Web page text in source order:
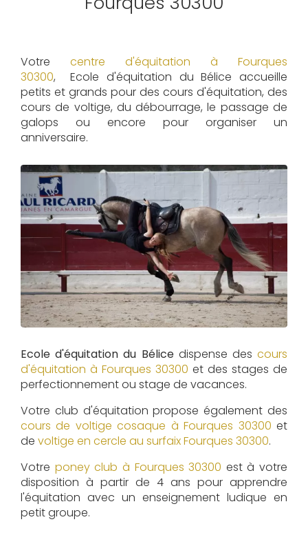
Votre centre d'équitation à Fourques
30300, Ecole d'équitation du Bélice accueille
petits et grands pour des cours d'équitation, des
cours de voltige, du débourrage, le passage de
galops ou encore pour organiser un
anniversaire.
Ecole d'équitation du Bélicedispense des cours
d'équitation à Fourques 30300 et des stages de
perfectionnement ou stage de vacances.
Votre club d'équitation propose également des
cours de voltige cosaque àFourques 30300 et
de voltige en cercle au surfaixFourques 30300.
Votre poney club à Fourques 30300 est à votre
disposition à partir de 4 ans pour apprendre
l'équitation avec un enseignement ludique en
petit groupe.